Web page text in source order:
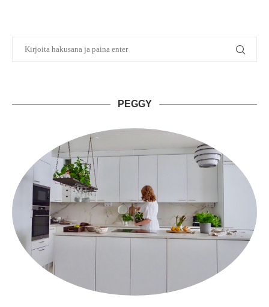
PEGGY